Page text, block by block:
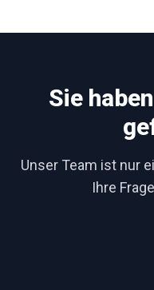
Sie
Unser Team ist nur
Ihre